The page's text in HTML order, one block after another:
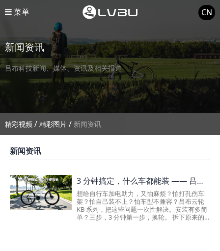
菜单 CN
新闻资讯
吕布科技新闻、媒体、资讯及相关报道
精彩视频 / 精彩图片 / 新闻资讯
新闻资讯
3 分钟搞定，什么车都能装 —— 吕布云轮 KB 系列
想给自行车加电助力，又怕麻烦？怕打孔伤车
架？怕自己装不上？怕车型不兼容？吕布云轮
KB 系列，把这些问题一次性解决。安装有多简
单？三步，3 分钟第一步，换轮。 拆下原来的